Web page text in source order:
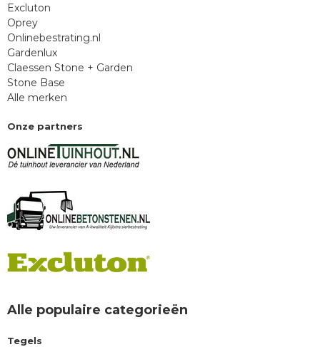
Excluton
Oprey
Onlinebestrating.nl
Gardenlux
Claessen Stone + Garden
Stone Base
Alle merken
Onze partners
Alle populaire categorieën
Tegels